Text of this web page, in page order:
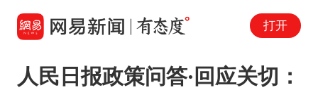
打开
人民日报政策问答·回应关切：